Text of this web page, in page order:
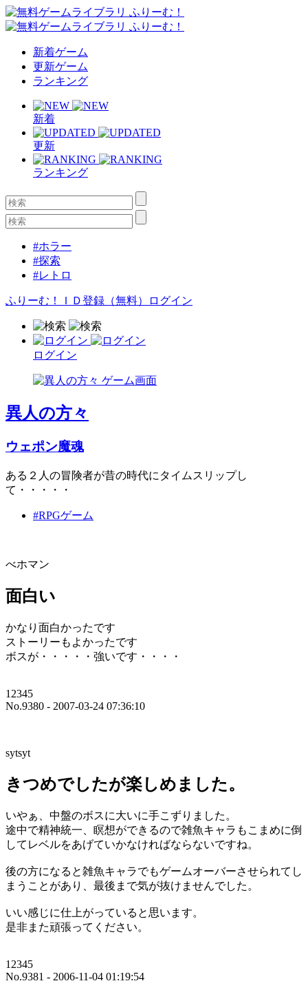
新着ゲーム
更新ゲーム
ランキング
新着
更新
ランキング
#ホラー
#探索
#レトロ
ふりーむ！ＩＤ登録（無料） ログイン
ログイン
異人の方々
ウェポン魔魂
ある２人の冒険者が昔の時代にタイムスリップし
て・・・・・
#RPGゲーム
べホマン
面白い
かなり面白かったです
ストーリーもよかったです
ボスが・・・・・強いです・・・・
12345
No.9380 - 2007-03-24 07:36:10
sytsyt
きつめでしたが楽しめました。
いやぁ、中盤のボスに大いに手こずりました。
途中で精神統一、瞑想ができるので雑魚キャラもこまめに倒
してレベルをあげていかなければならないですね。
後の方になると雑魚キャラでもゲームオーバーさせられてし
まうことがあり、最後まで気が抜けませんでした。
いい感じに仕上がっていると思います。
是非また頑張ってください。
12345
No.9381 - 2006-11-04 01:19:54